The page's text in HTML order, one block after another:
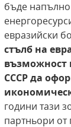
бъде
евразийски
стълб на
възможност
СССР да
години тази
партньори